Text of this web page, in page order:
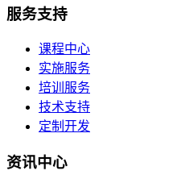
服务支持
课程中心
实施服务
培训服务
技术支持
定制开发
资讯中心